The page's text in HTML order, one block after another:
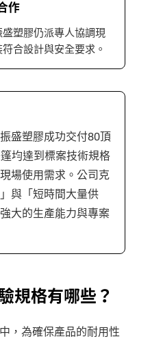
作
塑膠仍派專人協調現
合設計與安全要求。
盛塑膠成功交付80頂
均達到標案技術規格
場使用需求。公司克
與「短時間大量供
大的生產能力與專案
規格有哪些？
，為確保產品的耐用性